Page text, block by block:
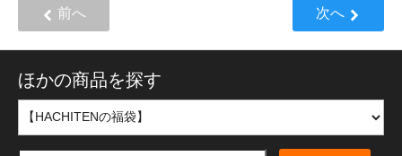
前へ 次へ
ほかの商品を探す